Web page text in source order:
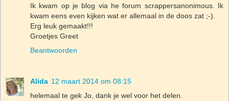
Ik kwam op je blog via he forum scrappersanonimous. Ik
kwam eens even kijken wat er allemaal in de doos zat ;-).
Erg leuk gemaakt!!!
Groetjes Greet
Beantwoorden
Alida 12 maart 2014 om 08:15
helemaal te gek Jo, dank je wel voor het delen.